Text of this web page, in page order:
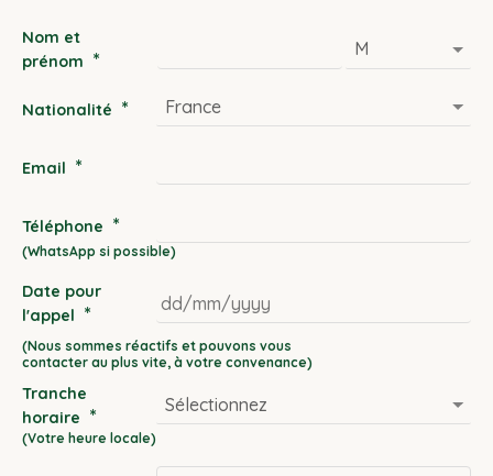
Nom et
prénom *
Nationalité *
Email *
Téléphone *
Date pour
l'appel *
DD
slash
MM
slash
Tranche
horaire *